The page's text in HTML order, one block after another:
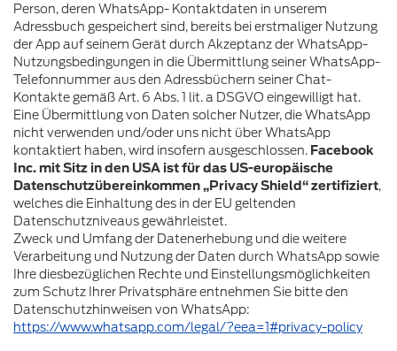
Person, deren WhatsApp- Kontaktdaten in unserem
Adressbuch gespeichert sind, bereits bei erstmaliger Nutzung
der App auf seinem Gerät durch Akzeptanz der WhatsApp-
Nutzungsbedingungen in die Übermittlung seiner WhatsApp-
Telefonnummer aus den Adressbüchern seiner Chat-
Kontakte gemäß Art. 6 Abs. 1 lit. a DSGVO eingewilligt hat.
Eine Übermittlung von Daten solcher Nutzer, die WhatsApp
nicht verwenden und/oder uns nicht über WhatsApp
kontaktiert haben, wird insofern ausgeschlossen. Facebook
Inc. mit Sitz in den USA ist für das US-europäische
Datenschutzübereinkommen „Privacy Shield“ zertifiziert,
welches die Einhaltung des in der EU geltenden
Datenschutzniveaus gewährleistet.
Zweck und Umfang der Datenerhebung und die weitere
Verarbeitung und Nutzung der Daten durch WhatsApp sowie
Ihre diesbezüglichen Rechte und Einstellungsmöglichkeiten
zum Schutz Ihrer Privatsphäre entnehmen Sie bitte den
Datenschutzhinweisen von WhatsApp:
https://www.whatsapp.com/legal/?eea=1#privacy-policy